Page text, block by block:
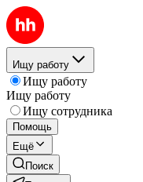
Ищу работу
Ищу работу
Ищу работу
Ищу сотрудника
Помощь
Ещё
Поиск